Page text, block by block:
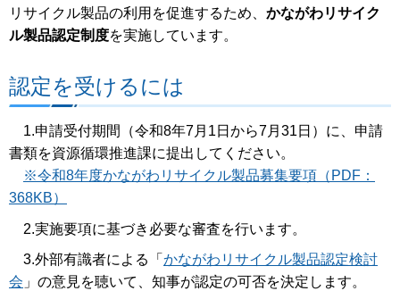
リサイクル製品の利用を促進するため、 かながわリサイク
ル製品認定制度を実施しています。
認定を受けるには
1.申請受付期間（令和8年7月1日から7月31日）に、申請
書類を資源循環推進課に提出してください。
※令和8年度かながわリサイクル製品募集要項（PDF：
368KB）
2.実施要項に基づき必要な審査を行います。
3.外部有識者による「 かながわリサイクル製品認定検討
会 」の意見を聴いて、知事が認定の可否を決定します。